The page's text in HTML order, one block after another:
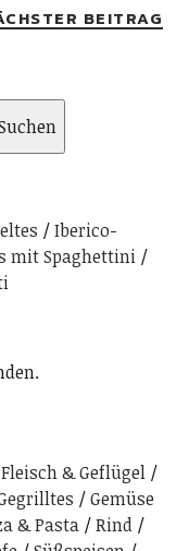
BEITRAG
Iberico-
mit Spaghettini
Fleisch & Geflügel
Gemüse
& Pasta
Rind